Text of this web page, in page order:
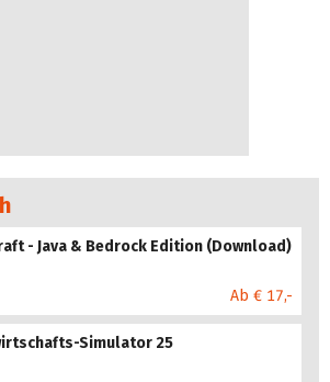
- Java & Bedrock Edition (Download)
Ab € 17,-
Simulator 25